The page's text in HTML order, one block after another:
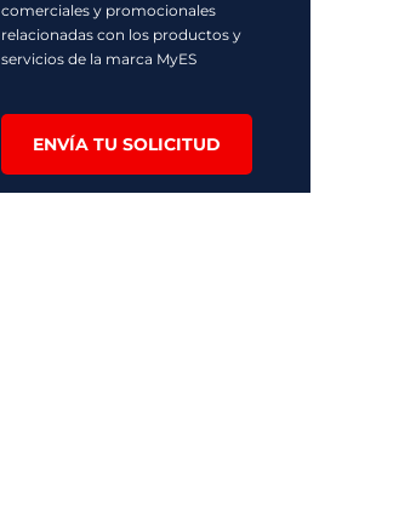
comerciales y promocionales
relacionadas con los productos y
servicios de la marca MyES
ENVÍA TU SOLICITUD